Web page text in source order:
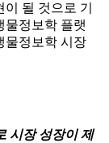
될 것으로 기
물정보학 플랫
물정보학 시장
시장 성장이 제